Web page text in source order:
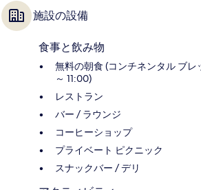
施設の設備
食事と飲み物
無料の朝食 (コンチネンタル ブ
～ 11:00)
レストラン
バー / ラウンジ
コーヒーショップ
プライベート ピクニック
スナックバー / デリ